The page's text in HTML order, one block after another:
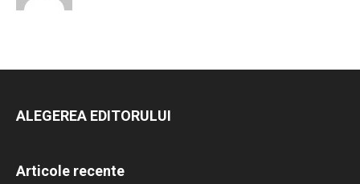
ALEGEREA EDITORULUI
Articole recente